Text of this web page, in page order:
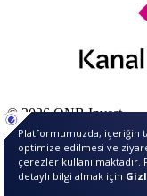
© 2026 QNB Invest,
QNBiştirakidir.